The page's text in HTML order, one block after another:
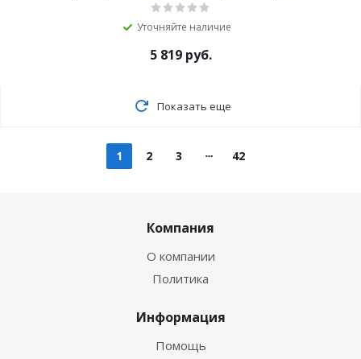
Уточняйте наличие
5 819 руб.
Показать еще
1 2 3 42
Компания
О компании
Политика
Информация
Помощь